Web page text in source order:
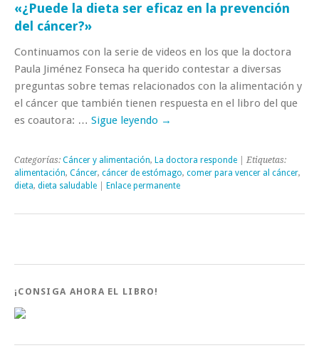
«¿Puede la dieta ser eficaz en la prevención
del cáncer?»
Continuamos con la serie de videos en los que la doctora
Paula Jiménez Fonseca ha querido contestar a diversas
preguntas sobre temas relacionados con la alimentación y
el cáncer que también tienen respuesta en el libro del que
es coautora: … Sigue leyendo →
Categorías: Cáncer y alimentación, La doctora responde | Etiquetas:
alimentación, Cáncer, cáncer de estómago, comer para vencer al cáncer,
dieta, dieta saludable Enlace permanente
¡CONSIGA AHORA EL LIBRO!